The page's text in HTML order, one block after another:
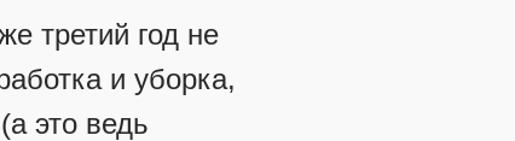
третий год не
и уборка,
это ведь